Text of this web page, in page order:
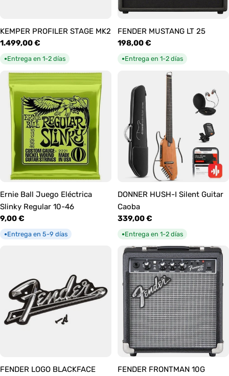
KEMPER PROFILER STAGE MK2
Precio
habitual
1.499,00 €
●Entrega en 1-2 días
FENDER MUSTANG LT 25
Precio
habitual
198,00 €
●Entrega en 1-2 días
Ernie Ball Juego Eléctrica
Slinky Regular 10-46
Precio
habitual
9,00 €
●Entrega en 5-9 días
DONNER HUSH-I Silent Guitar
Caoba
Precio
habitual
339,00 €
●Entrega en 1-2 días
FENDER LOGO BLACKFACE
FENDER FRONTMAN 10G